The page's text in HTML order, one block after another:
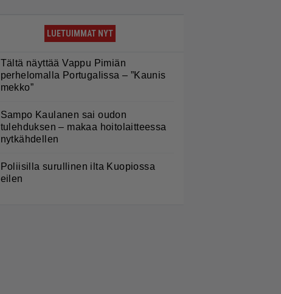
LUETUIMMAT NYT
Tältä näyttää Vappu Pimiän
perhelomalla Portugalissa – ”Kaunis
mekko”
Sampo Kaulanen sai oudon
tulehduksen – makaa hoitolaitteessa
nytkähdellen
Poliisilla surullinen ilta Kuopiossa
eilen